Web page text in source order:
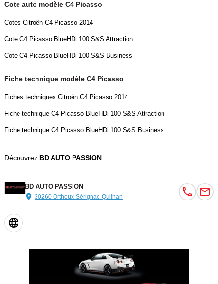
sportsvan bmw x1 x2 x3 308 sw 30cmax ds4 ds5 ds7 corolla verso
c3 picasso
Reprise possible toutes marques
N'hésitez pas à me contacter par téléphone pour toute information
complémentaire, je vous répondrai avec plaisir.
Cote auto modèle C4 Picasso
Cotes Citroën C4 Picasso 2014
Cote C4 Picasso BlueHDi 100 S&S Attraction
Cote C4 Picasso BlueHDi 100 S&S Business
Fiche technique modèle C4 Picasso
Fiches techniques Citroën C4 Picasso 2014
Fiche technique C4 Picasso BlueHDi 100 S&S Attraction
Fiche technique C4 Picasso BlueHDi 100 S&S Business
Découvrez BD AUTO PASSION
BD AUTO PASSION
30260 Orthoux-Sérignac-Quilhan